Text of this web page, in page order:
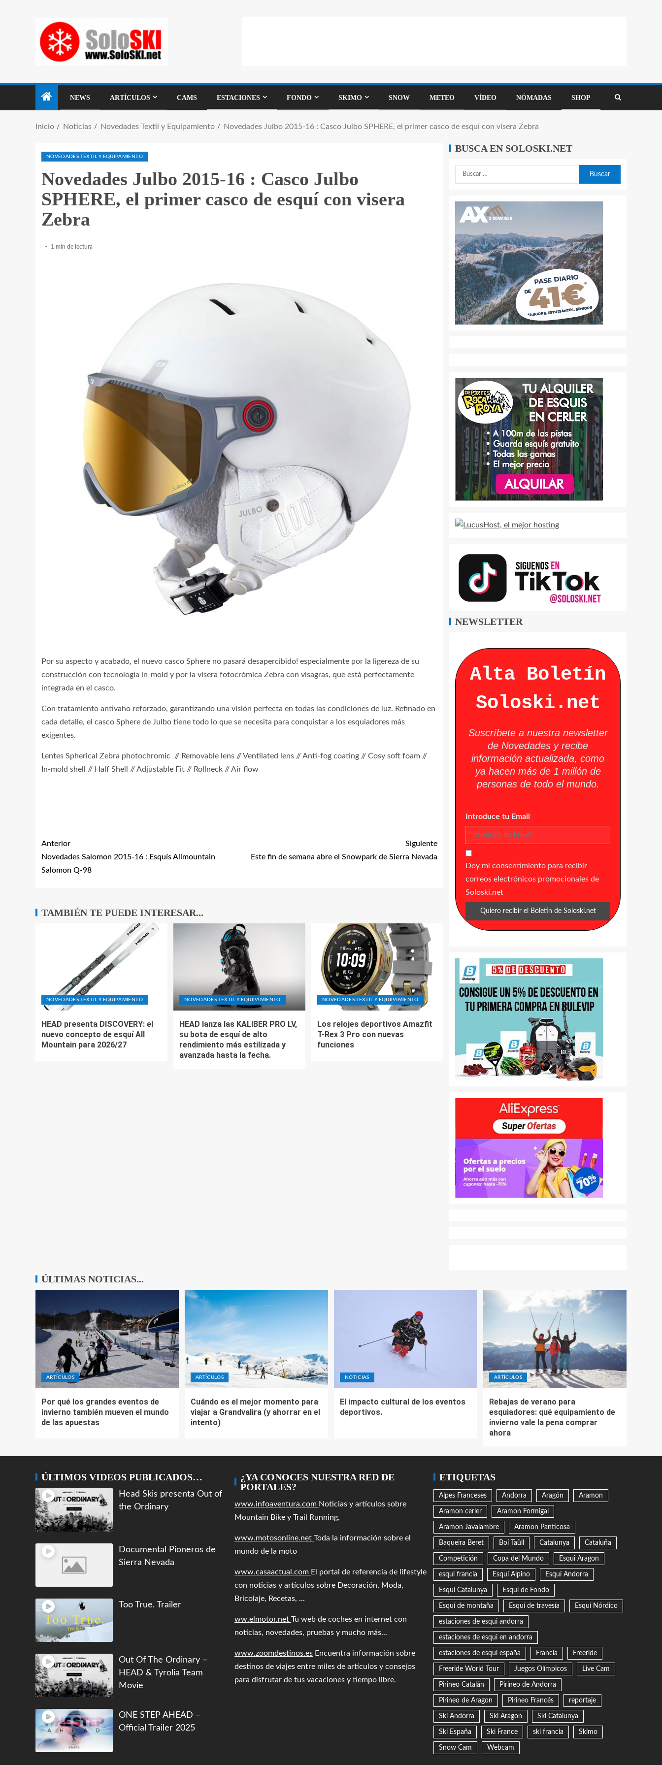
NEWS ARTÍCULOS CAMS ESTACIONES FONDO SKIMO SNOW METEO VÍDEO NÓMADAS SHOP
Inicio Noticias Novedades Textil y Equipamiento Novedades Julbo 2015-16 : Casco Julbo SPHERE, el primer casco de esquí con visera Zebra
NOVEDADES TEXTIL Y EQUIPAMIENTO
Novedades Julbo 2015-16 : Casco Julbo
SPHERE, el primer casco de esquí con visera
Zebra
1 min de lectura
Por su aspecto y acabado, el nuevo casco Sphere no pasará desapercibido! especialmente por la ligereza de su
construcción con tecnología in-mold y por la visera fotocrómica Zebra con visagras, que está perfectamente
integrada en el casco.
Con tratamiento antivaho reforzado, garantizando una visión perfecta en todas las condiciones de luz. Refinado en
cada detalle, el casco Sphere de Julbo tiene todo lo que se necesita para conquistar a los esquiadores más
exigentes.
Lentes Spherical Zebra photochromic // Removable lens // Ventilated lens // Anti-fog coating // Cosy soft foam //
In-mold shell // Half Shell // Adjustable Fit // Rollneck // Air flow
Anterior
Novedades Salomon 2015-16 : Esquís Allmountain
Salomon Q-98
Siguiente
Este fin de semana abre el Snowpark de Sierra Nevada
TAMBIÉN TE PUEDE INTERESAR...
NOVEDADES TEXTIL Y EQUIPAMIENTO
HEAD presenta DISCOVERY: el
nuevo concepto de esquí All
Mountain para 2026/27
NOVEDADES TEXTIL Y EQUIPAMIENTO
HEAD lanza las KALIBER PRO LV,
su bota de esquí de alto
rendimiento más estilizada y
avanzada hasta la fecha.
NOVEDADES TEXTIL Y EQUIPAMIENTO
Los relojes deportivos Amazfit
T-Rex 3 Pro con nuevas
funciones
BUSCA EN SOLOSKI.NET
NEWSLETTER
Alta Boletín
Soloski.net
Suscríbete a nuestra newsletter
de Novedades y recibe
información actualizada, como
ya hacen más de 1 millón de
personas de todo el mundo.
Introduce tu Email
Doy mi consentimiento para recibir
correos electrónicos promocionales de
Soloski.net
ÚLTIMAS NOTICIAS...
ARTÍCULOS
Por qué los grandes eventos de
invierno también mueven el mundo
de las apuestas
ARTÍCULOS
Cuándo es el mejor momento para
viajar a Grandvalira (y ahorrar en el
intento)
NOTICIAS
El impacto cultural de los eventos
deportivos.
ARTÍCULOS
Rebajas de verano para
esquiadores: qué equipamiento de
invierno vale la pena comprar
ahora
ÚLTIMOS VIDEOS PUBLICADOS…
Head Skis presenta Out of
the Ordinary
Documental Pioneros de
Sierra Nevada
Too True. Trailer
Out Of The Ordinary –
HEAD & Tyrolia Team
Movie
ONE STEP AHEAD –
Official Trailer 2025
¿YA CONOCES NUESTRA RED DE
PORTALES?
www.infoaventura.com Noticias y artículos sobre
Mountain Bike y Trail Running.
www.motosonline.net Toda la información sobre el
mundo de la moto
www.casaactual.com El portal de referencia de lifestyle
con noticias y artículos sobre Decoración, Moda,
Bricolaje, Recetas, ...
ww.elmotor.net Tu web de coches en internet con
noticias, novedades, pruebas y mucho más...
www.zoomdestinos.es Encuentra información sobre
destinos de viajes entre miles de artículos y consejos
para disfrutar de tus vacaciones y tiempo libre.
ETIQUETAS
Alpes Franceses Andorra Aragón Aramon
Aramon cerler Aramon Formigal
Aramon Javalambre Aramon Panticosa
Baqueira Beret Boí Taüll Catalunya Cataluña
Competición Copa del Mundo Esqui Aragon
esqui francia Esquí Alpino Esquí Andorra
Esquí Catalunya Esquí de Fondo
Esquí de montaña Esquí de travesía Esquí Nórdico
estaciones de esqui andorra
estaciones de esqui en andorra
estaciones de esqui españa Francia Freeride
Freeride World Tour Juegos Olímpicos Live Cam
Pirineo Catalán Pirineo de Andorra
Pirineo de Aragon Pirineo Francés reportaje
Ski Andorra Ski Aragon Ski Catalunya
Ski España Ski France ski francia Skimo
Snow Cam Webcam